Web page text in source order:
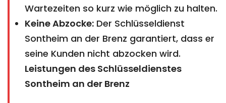
Wartezeiten so kurz wie möglich zu halten.
Keine Abzocke: Der Schlüsseldienst
Sontheim an der Brenz garantiert, dass er
seine Kunden nicht abzocken wird.
Leistungen des Schlüsseldienstes
Sontheim an der Brenz